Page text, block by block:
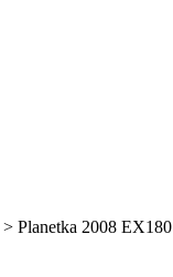
> Planetka 2008 EX180